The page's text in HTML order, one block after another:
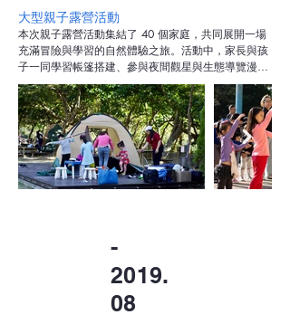
大型親子露營活動
本次親子露營活動集結了 40 個家庭，共同展開一場
充滿冒險與學習的自然體驗之旅。活動中，家長與孩
子一同學習帳篷搭建、參與夜間觀星與生態導覽漫
步，親近自然、探索生命。精彩活動還包括生日野餐
會、走繩平衡挑戰等戶外體能體驗，讓親子在歡笑中
建立默契，在自然中成長連結，成為難忘的親子回
憶。
-
2019.
08